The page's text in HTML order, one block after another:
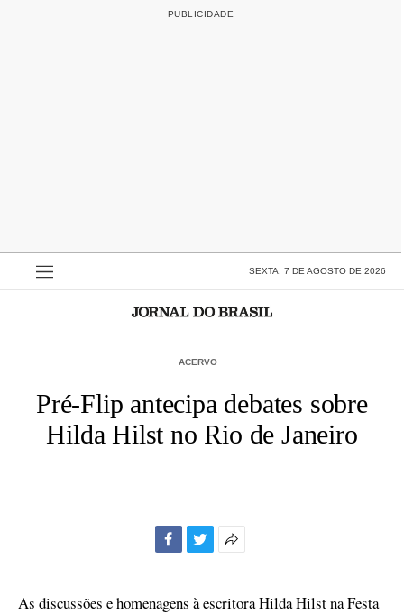
SEXTA, 7 DE AGOSTO DE 2026
ACERVO
Pré-Flip antecipa debates sobre
Hilda Hilst no Rio de Janeiro
compartilhamento
As discussões e homenagens à escritora Hilda Hilst na Festa